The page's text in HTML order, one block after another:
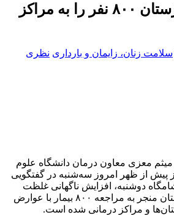
گردوغبار در خوزستان ۸۰۰ نفر را به مراکز
سلامت زنان، زایمان و بارداری نظری
معزی معاون درمان دانشگاه علوم
پیش از ظهر امروز سه‌شنبه در گفتگویی
دوشنبه، افزایش ناگهانی غلظت
گردوغبار در هوای خوزستان منجر به مراجعه ۸۰۰ بیمار با عوارض
و مراکز درمانی شده است.